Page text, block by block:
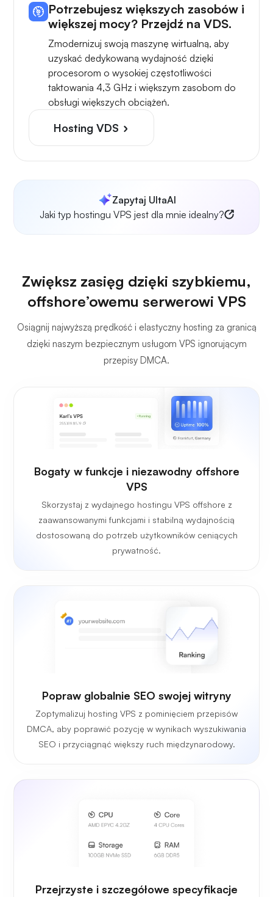
Potrzebujesz większych zasobów i
większej mocy? Przejdź na VDS.
Zmodernizuj swoją maszynę wirtualną, aby
uzyskać dedykowaną wydajność dzięki
procesorom o wysokiej częstotliwości
taktowania 4,3 GHz i większym zasobom do
obsługi większych obciążeń.
Hosting VDS
Zapytaj UltaAI
Jaki typ hostingu VPS jest dla mnie idealny?
Zwiększ zasięg dzięki szybkiemu,
offshore’owemu serwerowi VPS
Osiągnij najwyższą prędkość i elastyczny hosting za granicą
dzięki naszym bezpiecznym usługom VPS ignorującym
przepisy DMCA.
Bogaty w funkcje i niezawodny offshore
VPS
Skorzystaj z wydajnego hostingu VPS offshore z
zaawansowanymi funkcjami i stabilną wydajnością
dostosowaną do potrzeb użytkowników ceniących
prywatność.
Popraw globalnie SEO swojej witryny
Zoptymalizuj hosting VPS z pominięciem przepisów
DMCA, aby poprawić pozycję w wynikach wyszukiwania
SEO i przyciągnąć większy ruch międzynarodowy.
Przejrzyste i szczegółowe specyfikacje